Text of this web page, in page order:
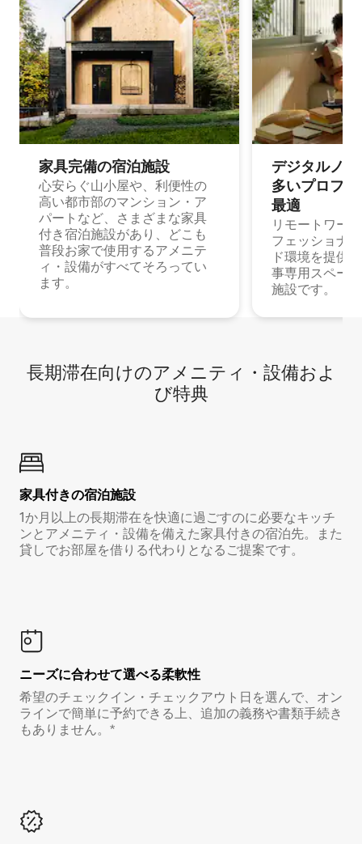
家具完備の宿⁠泊⁠施⁠設
心安らぐ山小屋や、利便性の
高い都市部のマンション・ア
パートなど、さまざまな家具
付き宿泊施設があり、どこも
普段お家で使用するアメニテ
ィ・設備がすべてそろってい
ます。
デジタルノ
多⁠いプ⁠ロ⁠フ⁠
最⁠適
リモートワー
フェッショナ
ド環境を提供
事専用スペー
施設です。
長期滞在向け⁠のア⁠メ⁠ニ⁠テ⁠ィ⁠・設⁠備⁠およ
び特⁠典
家具付き⁠の宿⁠泊⁠施⁠設
1か月以上の長期滞在を快適に過ごすのに必要なキッチ
ンとアメニティ・設備を備えた家具付きの宿泊先。また
貸しでお部屋を借りる代わりとなるご提案です。
ニーズに合わせて選べる柔軟性
希望のチェックイン・チェックアウト日を選んで、オン
ラインで簡単に予約できる上、追加の義務や書類手続き
もありません。*